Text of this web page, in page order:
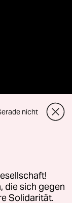
für Genehmigungen
nicht
die sich gegen
Solidarität.